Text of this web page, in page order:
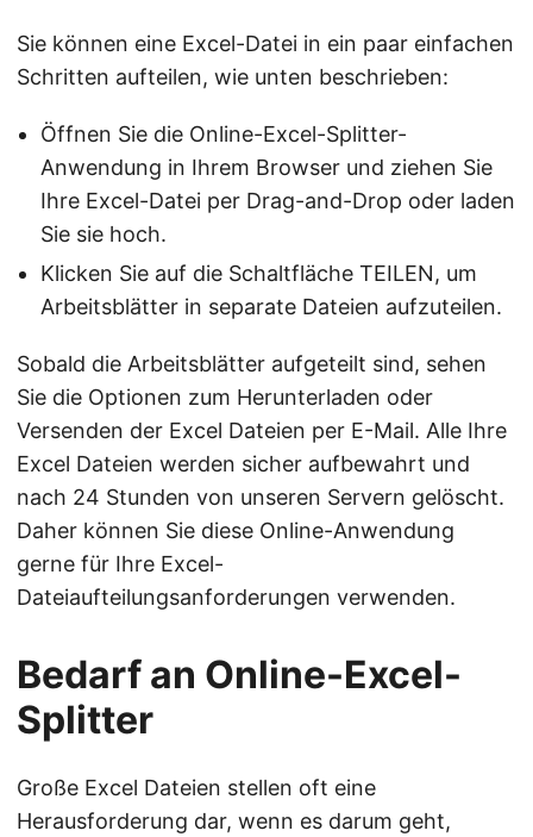
Sie können eine Excel-Datei in ein paar einfachen
Schritten aufteilen, wie unten beschrieben:
Öffnen Sie die Online-Excel-Splitter-
Anwendung in Ihrem Browser und ziehen Sie
Ihre Excel-Datei per Drag-and-Drop oder laden
Sie sie hoch.
Klicken Sie auf die Schaltfläche TEILEN, um
Arbeitsblätter in separate Dateien aufzuteilen.
Sobald die Arbeitsblätter aufgeteilt sind, sehen
Sie die Optionen zum Herunterladen oder
Versenden der Excel Dateien per E-Mail. Alle Ihre
Excel Dateien werden sicher aufbewahrt und
nach 24 Stunden von unseren Servern gelöscht.
Daher können Sie diese Online-Anwendung
gerne für Ihre Excel-
Dateiaufteilungsanforderungen verwenden.
Bedarf an Online-Excel-
Splitter
Große Excel Dateien stellen oft eine
Herausforderung dar, wenn es darum geht,